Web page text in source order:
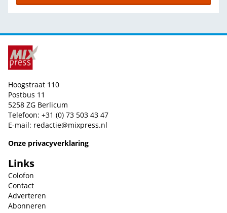
Hoogstraat 110
Postbus 11
5258 ZG Berlicum
Telefoon: +31 (0) 73 503 43 47
E-mail: redactie@mixpress.nl
Onze privacyverklaring
Links
Colofon
Contact
Adverteren
Abonneren